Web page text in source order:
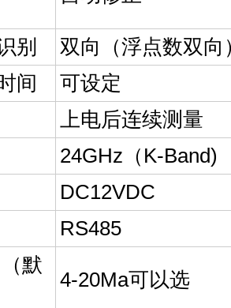
别
双向（浮点数双向
间
可设定
上电后连续测量
24GHz（K-Band)
DC12VDC
RS485
默
4-20Ma可以选